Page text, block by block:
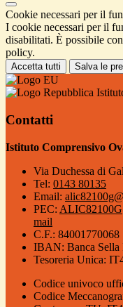
Cookie necessari per il
I cookie necessari per il
disabilitati. È possibile
policy.
Accetta tutti Salva le
Contatti
Istituto Comprensivo
Via Duchessa di
Tel: 0143 80135
Email:
PEC:
mail
C.F.: 84001770068
IBAN: Banca Sella
Tesoreria Unica:
Codice univoco
Codice